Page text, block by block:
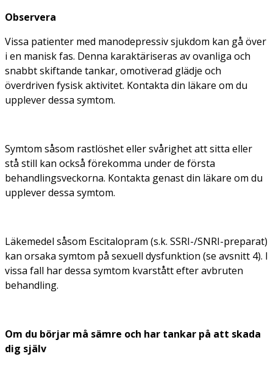
Observera
Vissa patienter med manodepressiv sjukdom kan gå över
i en manisk fas. Denna karaktäriseras av ovanliga och
snabbt skiftande tankar, omotiverad glädje och
överdriven fysisk aktivitet. Kontakta din läkare om du
upplever dessa symtom.
Symtom såsom rastlöshet eller svårighet att sitta eller
stå still kan också förekomma under de första
behandlingsveckorna. Kontakta genast din läkare om du
upplever dessa symtom.
Läkemedel såsom Escitalopram (s.k. SSRI-/SNRI-preparat)
kan orsaka symtom på sexuell dysfunktion (se avsnitt 4). I
vissa fall har dessa symtom kvarstått efter avbruten
behandling.
Om du börjar må sämre och har tankar på att skada
dig själv